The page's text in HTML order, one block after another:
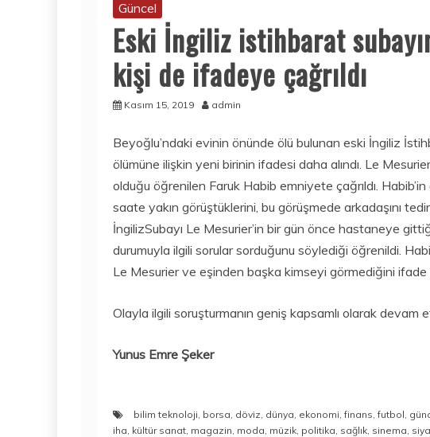
Güncel
Eski İngiliz istihbarat
kişi de ifadeye çağrıldı
Kasım 15, 2019 admin
Beyoğlu’ndaki evinin önünde ölü bulunan eski İngiliz
ölümüne ilişkin yeni birinin ifadesi daha alındı. Le
olduğu öğrenilen Faruk Habib emniyete çağrıldı.
saate yakın görüştüklerini, bu görüşmede arkadaşını
İngilizSubayı Le Mesurier’in bir gün önce hastaneye
durumuyla ilgili sorular sorduğunu söylediği öğrenildi.
Le Mesurier ve eşinden başka kimseyi görmediğini
Olayla ilgili soruşturmanın geniş kapsamlı olarak devam
Yunus Emre Şeker
bilim teknoloji, borsa, döviz, dünya, ekonomi,finans,futbol,
iha, kültür sanat, magazin, moda, müzik, politika, sağlık, sinema,